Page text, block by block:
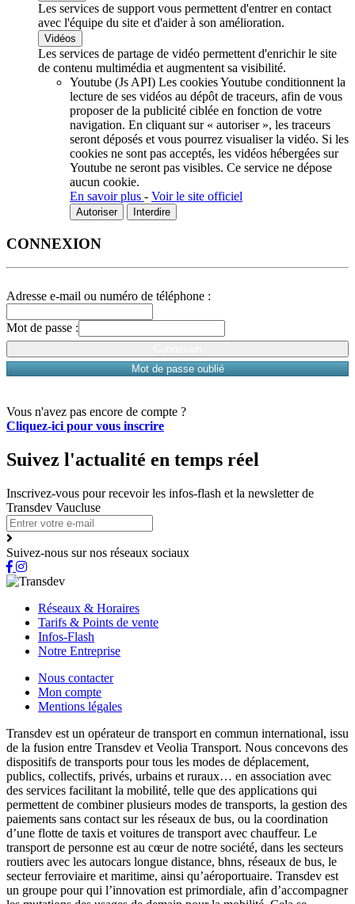
Les services de support vous permettent d'entrer en contact
avec l'équipe du site et d'aider à son amélioration.
Vidéos
Les services de partage de vidéo permettent d'enrichir le site
de contenu multimédia et augmentent sa visibilité.
Youtube (Js API) Les cookies Youtube conditionnent la
lecture de ses vidéos au dépôt de traceurs, afin de vous
proposer de la publicité ciblée en fonction de votre
navigation. En cliquant sur « autoriser », les traceurs
seront déposés et vous pourrez visualiser la vidéo. Si les
cookies ne sont pas acceptés, les vidéos hébergées sur
Youtube ne seront pas visibles. Ce service ne dépose
aucun cookie.
En savoir plus - Voir le site officiel
Autoriser Interdire
CONNEXION
Adresse e-mail ou numéro de téléphone :
Mot de passe :
Mot de passe oublié
Vous n'avez pas encore de compte ?
Cliquez-ici pour vous inscrire
Suivez l'actualité en temps réel
Inscrivez-vous pour recevoir les infos-flash et la newsletter de
Transdev Vaucluse
Suivez-nous sur nos réseaux sociaux
Réseaux & Horaires
Tarifs & Points de vente
Infos-Flash
Notre Entreprise
Nous contacter
Mon compte
Mentions légales
Transdev est un opérateur de transport en commun international, issu
de la fusion entre Transdev et Veolia Transport. Nous concevons des
dispositifs de transports pour tous les modes de déplacement,
publics, collectifs, privés, urbains et ruraux… en association avec
des services facilitant la mobilité, telle que des applications qui
permettent de combiner plusieurs modes de transports, la gestion des
paiements sans contact sur les réseaux de bus, ou la coordination
d’une flotte de taxis et voitures de transport avec chauffeur. Le
transport de personne est au cœur de notre société, dans les secteurs
routiers avec les autocars longue distance, bhns, réseaux de bus, le
secteur ferroviaire et maritime, ainsi qu’aéroportuaire. Transdev est
un groupe pour qui l’innovation est primordiale, afin d’accompagner